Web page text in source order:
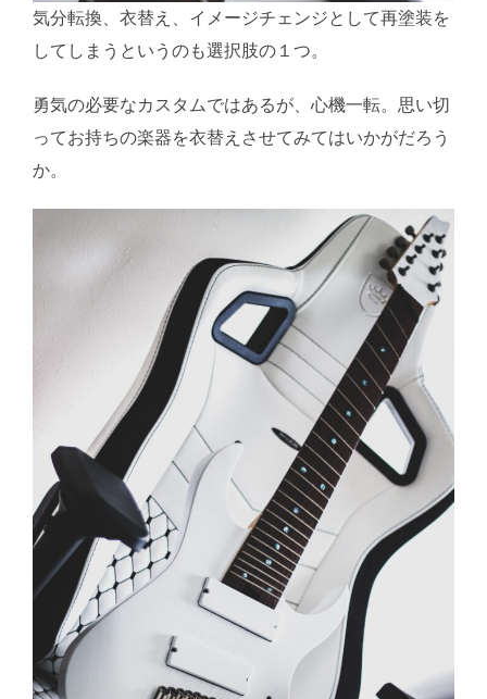
気分転換、衣替え、イメージチェンジとして再塗装を
してしまうというのも選択肢の１つ。
勇気の必要なカスタムではあるが、心機一転。思い切
ってお持ちの楽器を衣替えさせてみてはいかがだろう
か。